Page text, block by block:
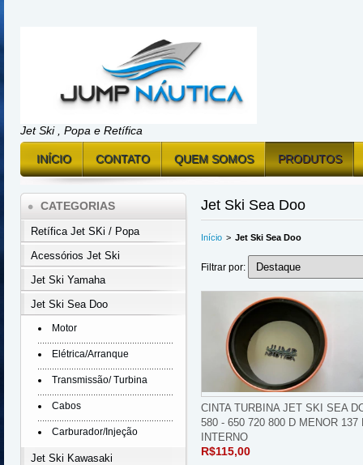
Jet Ski , Popa e Retífica
INÍCIO CONTATO QUEM SOMOS PRODUTOS
CATEGORIAS
Retífica Jet SKi / Popa
Acessórios Jet Ski
Jet Ski Yamaha
Jet Ski Sea Doo
Motor
Elétrica/Arranque
Transmissão/ Turbina
Cabos
Carburador/Injeção
Jet Ski Kawasaki
Jet Ski Sea Doo
Início > Jet Ski Sea Doo
Filtrar por:
CINTA TURBINA JET SKI SEA
580 - 650 720 800 D MENOR 137
INTERNO
R$115,00